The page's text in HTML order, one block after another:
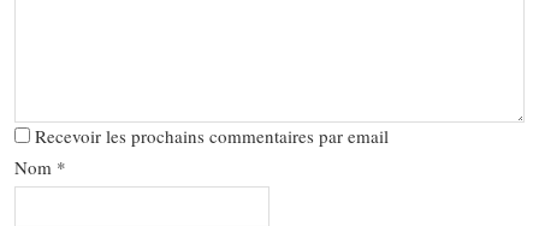
Recevoir les prochains commentaires par email
Nom *